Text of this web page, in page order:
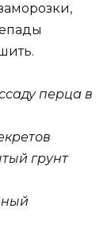
перца в
грунт